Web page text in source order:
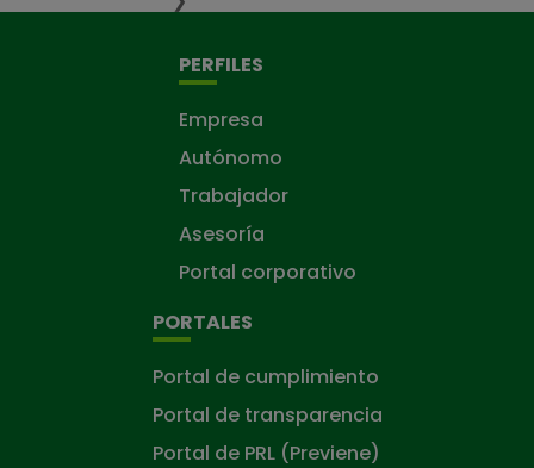
PERFILES
Empresa
Autónomo
Trabajador
Asesoría
Portal corporativo
PORTALES
Portal de cumplimiento
Portal de transparencia
Portal de PRL (Previene)